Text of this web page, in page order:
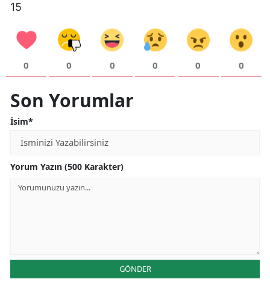
İzmir
Kars
Malatya
15
0 0 0 0 0 0
Son Yorumlar
İsim*
Yorum Yazın (500 Karakter)
GÖNDER